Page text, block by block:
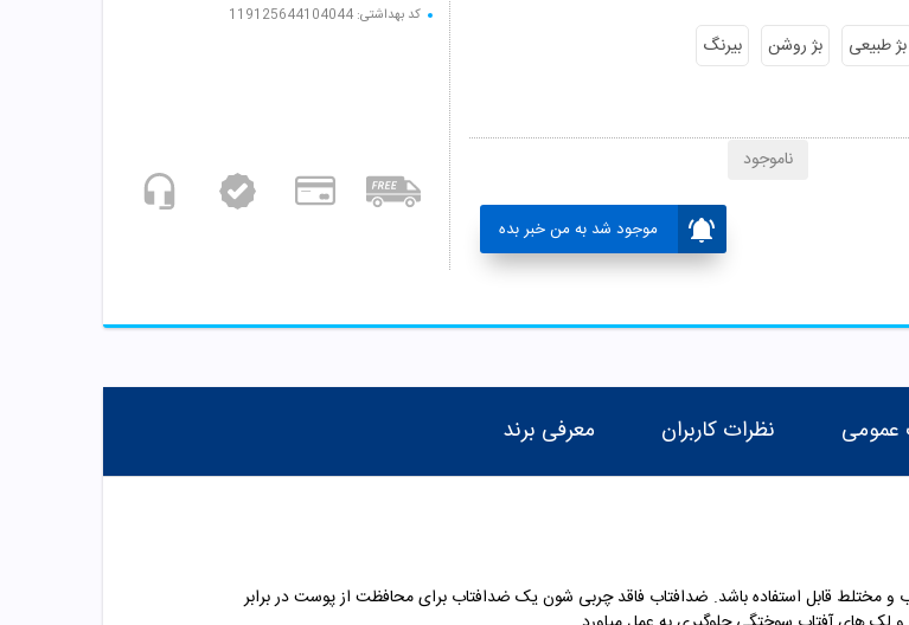
کد بهداشتی: 119125644104044
بژ طبیعی بژ روشن بیرنگ
موجود شد به من خبر بده
ناموجود
عمومی نظرات کاربران معرفی برند
مختلط قابل استفاده باشد. ضدافتاب فاقد چربی شون یک ضدافتاب برای محافظت از پوست در برابر